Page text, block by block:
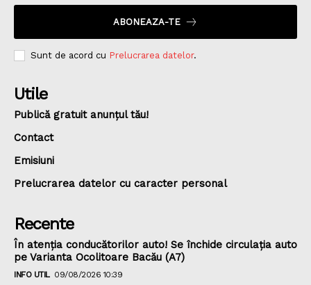
ABONEAZA-TE
Sunt de acord cu Prelucrarea datelor.
Utile
Publică gratuit anunțul tău!
Contact
Emisiuni
Prelucrarea datelor cu caracter personal
Recente
În atenția conducătorilor auto! Se închide circulația auto
pe Varianta Ocolitoare Bacău (A7)
INFO UTIL 09/08/2026 10:39